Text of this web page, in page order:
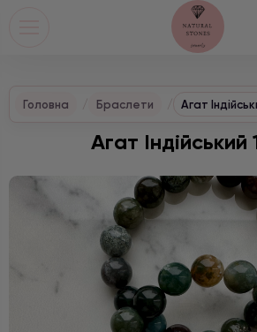
Головна Браслети Агат
Агат Індійський